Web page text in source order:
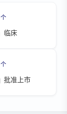
个
临床
个
批准上市